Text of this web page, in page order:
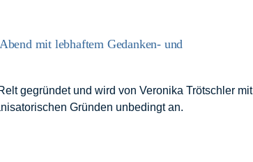
mit lebhaftem Gedanken- und
gegründet und wird von Veronika Trötschler mit
Gründen unbedingt an.